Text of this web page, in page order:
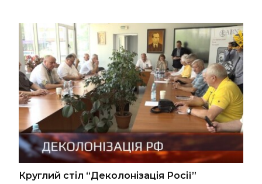
Круглий стіл “Деколонізація Росії”